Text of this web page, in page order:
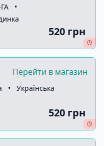
•
520 грн
Перейти в магазин
•
Українська
520 грн